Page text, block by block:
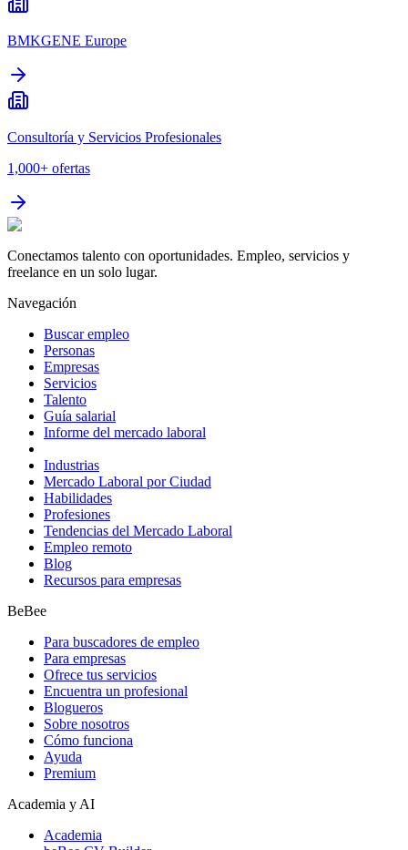
BMKGENE Europe
Consultoría y Servicios Profesionales
1,000+ ofertas
Conectamos talento con oportunidades. Empleo, servicios y
freelance en un solo lugar.
Navegación
Buscar empleo
Personas
Empresas
Servicios
Talento
Guía salarial
Informe del mercado laboral
Industrias
Mercado Laboral por Ciudad
Habilidades
Profesiones
Tendencias del Mercado Laboral
Empleo remoto
Blog
Recursos para empresas
BeBee
Para buscadores de empleo
Para empresas
Ofrece tus servicios
Encuentra un profesional
Blogueros
Sobre nosotros
Cómo funciona
Ayuda
Premium
Academia y AI
Academia